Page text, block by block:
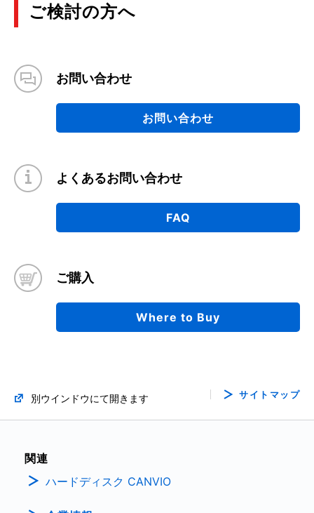
ご検討の方へ
お問い合わせ
お問い合わせ
よくあるお問い合わせ
FAQ
ご購入
Where to Buy
別ウインドウにて開きます サイトマップ
関連
ハードディスク CANVIO